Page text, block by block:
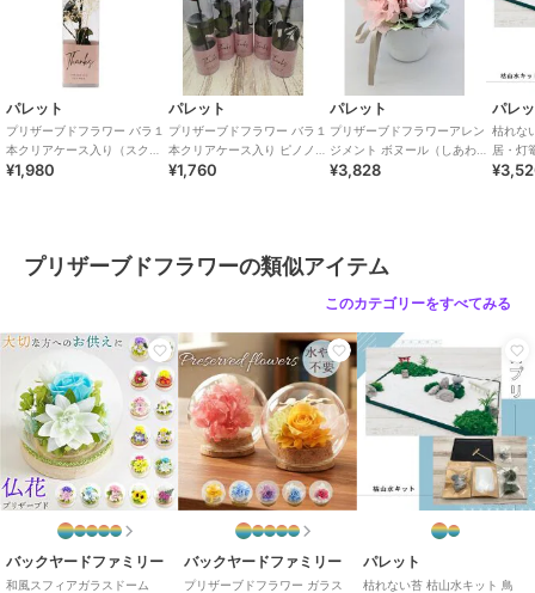
お手入れ
水やりは不要です。高温多湿、直
射日光は避けて保管してくださ
い。
原産国 日本
パレット
プリザーブドフラワー バラ１
本クリアケース入り（スクエ
ア）ブライトピンク
¥1,980
パレット
プリザーブドフラワー バラ１
本クリアケース入り ピノノワ
ール
¥1,760
パレット
プリザーブドフラワーアレン
ジメント ボヌール（しあわ
せ） ピンク
¥3,828
パレ
枯れな
居・灯
プリザーブドフラワーの類似アイテム
このカテゴリーをすべてみる
バックヤードファミリー
和風スフィアガラスドーム
バックヤードファミリー
プリザーブドフラワー ガラス
パレット
枯れない苔 枯山水キット 鳥